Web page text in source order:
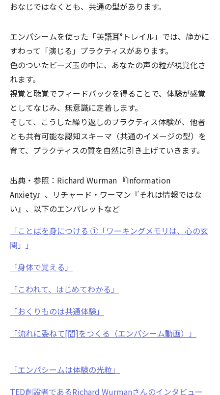
おなじではなくとも、共通の型があります。
エンパシームを使った「英語耳°トレイル」では、静かに
すわって「演じる」プラクティスがあります。
色のついたビーズ玉の中に、あなたの声の粒が視覚化さ
れます。
視覚と聴覚でフィードバックを得ることで、体験が感覚
としてなじみ、無意識に定着します。
そして、こうした繰り返しのプラクティス体験が、他者
とも共有可能な認知スキーマ（共通のイメージの型）を
育て、プラクティスの質を自然に引き上げていきます。
出典・参照：Richard Wurman 『Information
Anxiety』、リチャード・ワーマン『それは情報ではな
い』、以下のエンパレットなど
「ことばを身につける ①「ワーキングメモリは、心の玄
関」」
「身体で覚える」
「こわれて、はじめてわかる」
「おくりものは共通体験」
「流れに委ねて[間]をつくる（エンパシーム動画）」
「エンパシームは体験の光粒」
TED創設者であるRichard Wurmanさんのインタビュー